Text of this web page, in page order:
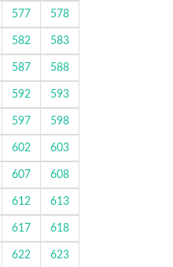
577 578
582 583
587 588
592 593
597 598
602 603
607 608
612 613
617 618
622 623